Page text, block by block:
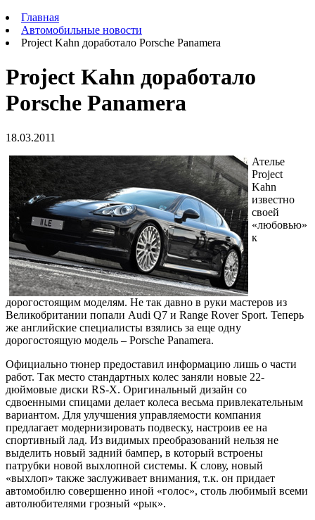
Главная
Автомобильные новости
Project Kahn доработало Porsche Panamera
Project Kahn доработало
Porsche Panamera
18.03.2011
Ателье
Project
Kahn
известно
своей
«любовью»
к
дорогостоящим моделям. Не так давно в руки мастеров из
Великобритании попали Audi Q7 и Range Rover Sport. Теперь
же английские специалисты взялись за еще одну
дорогостоящую модель – Porsche Panamera.
Официально тюнер предоставил информацию лишь о части
работ. Так место стандартных колес заняли новые 22-
дюймовые диски RS-X. Оригинальный дизайн со
сдвоенными спицами делает колеса весьма привлекательным
вариантом. Для улучшения управляемости компания
предлагает модернизировать подвеску, настроив ее на
спортивный лад. Из видимых преобразований нельзя не
выделить новый задний бампер, в который встроены
патрубки новой выхлопной системы. К слову, новый
«выхлоп» также заслуживает внимания, т.к. он придает
автомобилю совершенно иной «голос», столь любимый всеми
автолюбителями грозный «рык».